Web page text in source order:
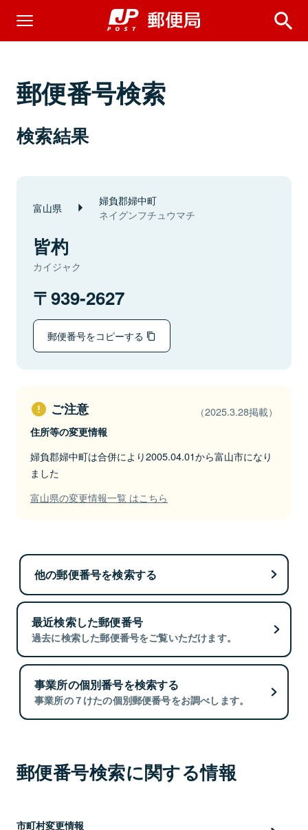
郵便番号検索
検索結果
富山県 婦負郡婦中町
ネイグンフチュウマチ
皆杓
カイジャク
939-2627
郵便番号をコピーする
ご注意 （2025.3.28掲載）
住所等の変更情報
婦負郡婦中町は合併により2005.04.01から富山市になり
ました
富山県の変更情報一覧 はこちら
他の郵便番号を検索する
最近検索した郵便番号
過去に検索した郵便番号をご覧いただけます。
事業所の個別番号を検索する
事業所の７けたの個別郵便番号をお調べします。
郵便番号検索に関する情報
市町村変更情報